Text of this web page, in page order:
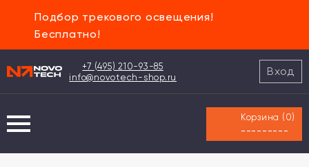
Подбор трекового освещения!
Бесплатно!
+7 (495) 210-93-85
info@novotech-shop.ru
Вход
Корзина ( 0)
---------